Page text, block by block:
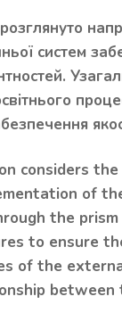
систем
considers
of
the
to ensure
of the
between